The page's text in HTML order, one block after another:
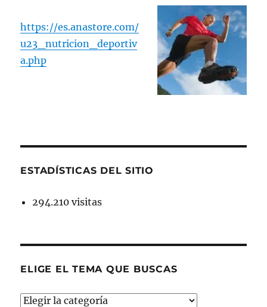
https://es.anastore.com/
u23_nutricion_deportiv
a.php
ESTADÍSTICAS DEL SITIO
294.210 visitas
ELIGE EL TEMA QUE BUSCAS
ELIGE